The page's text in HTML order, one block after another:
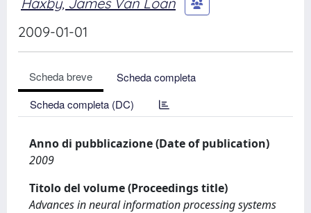
2009-01-01
Scheda breve
Scheda completa
Scheda completa (DC)
Anno di pubblicazione (Date of publication)
2009
Titolo del volume (Proceedings title)
Advances in neural information processing systems